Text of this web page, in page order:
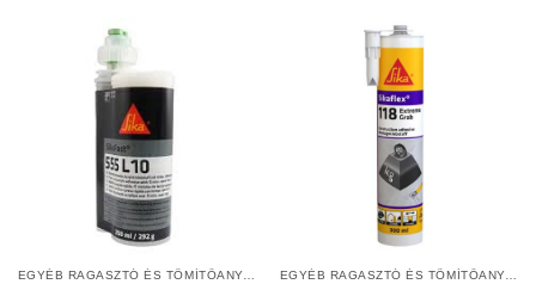
EGYÉB RAGASZTÓ ÉS TÖMÍTŐANYAGOK EGYÉB RAGASZTÓ ÉS TÖMÍTŐANYAGOK